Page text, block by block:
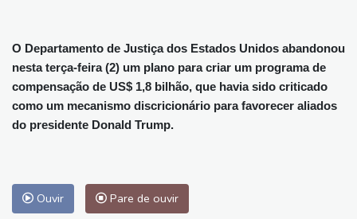
O Departamento de Justiça dos Estados Unidos abandonou
nesta terça-feira (2) um plano para criar um programa de
compensação de US$ 1,8 bilhão, que havia sido criticado
como um mecanismo discricionário para favorecer aliados
do presidente Donald Trump.
Ouvir Pare de ouvir